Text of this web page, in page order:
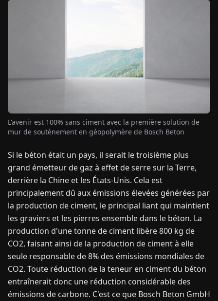
ENDEFRES ITNLPLHU
NOUS
L'avenir est 100% sans ciment avec la première solution de
mur de soutènement en géopolymère de Bosch Beton
Si le béton était un pays, il serait le troisième plus
grand émetteur de gaz à effet de serre sur la Terre,
derrière la Chine et les États-Unis. Cela est
principalement dû aux émissions élevées générées par
la production de ciment, le principal liant qui maintient
les graviers et les pierres ensemble dans le béton. La
production d'une tonne de ciment libère 800 kg de
CO2, faisant ainsi de la production de ciment à elle
seule responsable de 8% des émissions mondiales de
CO2. Toute réduction de la teneur en ciment du béton
entraînerait donc une réduction considérable des
émissions de carbone. C'est ce que Bosch Beton GmbH